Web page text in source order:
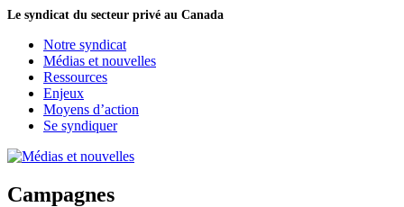
Le syndicat du secteur privé au Canada
Notre syndicat
Médias et nouvelles
Ressources
Enjeux
Moyens d’action
Se syndiquer
Campagnes